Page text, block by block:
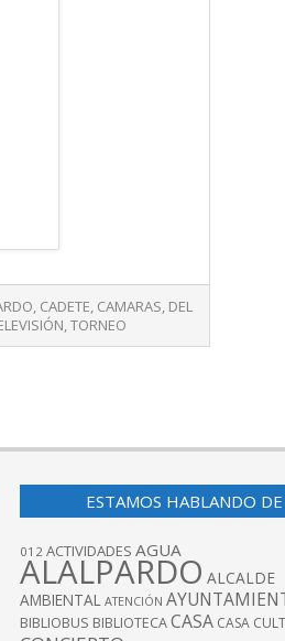
, CADETE, CAMARAS, DEL
,TORNEO
ESTAMOS HABLANDO DE
012 ACTIVIDADES AGUA
ALALPARDO ALCALDE
AMBIENTAL ATENCIÓN
BIBLIOBUS BIBLIOTECACASA CASA